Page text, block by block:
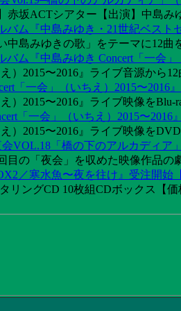
赤坂ACTシアター【出演】中島み
バム『中島みゆき・21世紀ベスト
中島みゆきの歌」をテーマに12曲
バム『中島みゆき Concert「一会
）2015〜2016』ライブ音源から
「一会」（いちえ）2015〜2016
）2015〜2016』ライブ映像を
「一会」（いちえ）2015〜2016
）2015〜2016』ライブ映像を
会VOL.18「橋の下のアルカディア
目の「夜会」を収めた映像作品
／寒水魚〜夜を往け』受注開始
リングCD 10枚組CDボックス【価